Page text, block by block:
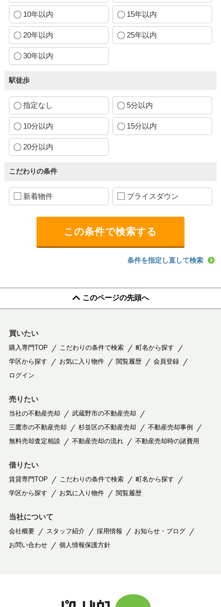
10年以内 15年以内
20年以内 25年以内
30年以内
駅徒歩
指定なし 5分以内
10分以内 15分以内
20分以内
こだわりの条件
新着物件 プライスダウン
条件を指定し直して検索
このページの先頭へ
買いたい
購入専門TOP こだわりの条件で検索
町名から探す
学区から探す
お気に入り物件 閲覧履歴
会員登録
ログイン
売りたい
当社の不動産売却
武蔵野市の不動産売却
三鷹市の不動産売却
杉並区の不動産売却
不動産売却事例
無料売却査定相談
不動産売却の流れ 不動産売却時の諸費用
借りたい
賃貸専門TOP こだわりの条件で検索
町名から探す
学区から探す
お気に入り物件 閲覧履歴
当社について
会社概要 スタッフ紹介 採用情報
お知らせ・ブログ
お問い合わせ
個人情報保護方針